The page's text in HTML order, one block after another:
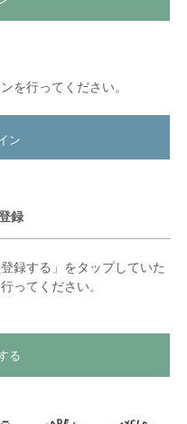
を行ってください。
ン
録
録する」をタップしていた
ってください。
る